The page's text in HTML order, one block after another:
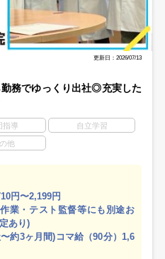
更新日：2026/07/13
勤務でゆっくり出社◎充実した
指導 自立学習
他
円〜2,199円
業・テスト監督等にも別途お
あり)
約3ヶ月間)コマ給（90分）1,6